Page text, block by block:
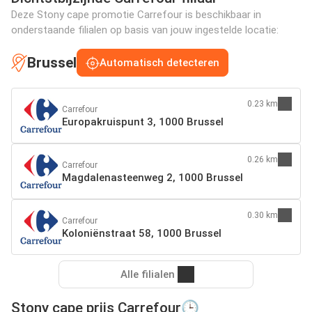
Deze Stony cape promotie Carrefour is beschikbaar in
onderstaande filialen op basis van jouw ingestelde locatie:
Brussel Automatisch detecteren
Carrefour
Europakruispunt 3, 1000 Brussel
0.23 km
Carrefour
Magdalenasteenweg 2, 1000 Brussel
0.26 km
Carrefour
Koloniënstraat 58, 1000 Brussel
0.30 km
Alle filialen
Stony cape prijs Carrefour🕒